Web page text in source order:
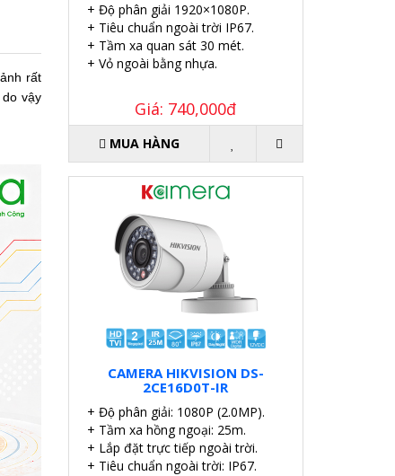
rất
do vậy
+ Độ phân giải 1920×1080P.
+ Tiêu chuẩn ngoài trời IP67.
+ Tầm xa quan sát 30 mét.
+ Vỏ ngoài bằng nhựa.
Giá: 740,000đ
MUA HÀNG
CAMERA HIKVISION DS-
2CE16D0T-IR
+ Độ phân giải: 1080P (2.0MP).
+ Tầm xa hồng ngoại: 25m.
+ Lắp đặt trực tiếp ngoài trời.
+ Tiêu chuẩn ngoài trời: IP67.